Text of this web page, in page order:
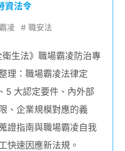
資法令
凌 # 職安法
生法》職場霸凌防治專
理：職場霸凌法律定
5 大認定要件、內外部
、企業規模對應的義
證指南與職場霸凌自我
快速因應新法規。